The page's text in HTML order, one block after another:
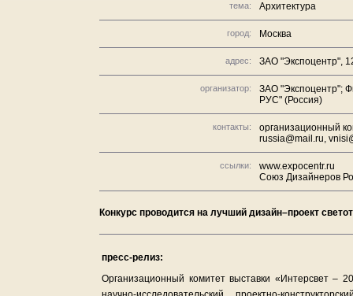
тема: Архитектура
город: Москва
адрес: ЗАО "Экспоцентр",
организатор:
ЗАО "Экспоцентр";
РУС" (Россия)
контакты:
организационный
russia@mail.ru,
ссылки:
www.expocentr.ru
Союз Дизайнеров
Конкурс проводится на лучший дизайн–проект
пресс-релиз:
Организационный комитет выставки «Интерсвет –